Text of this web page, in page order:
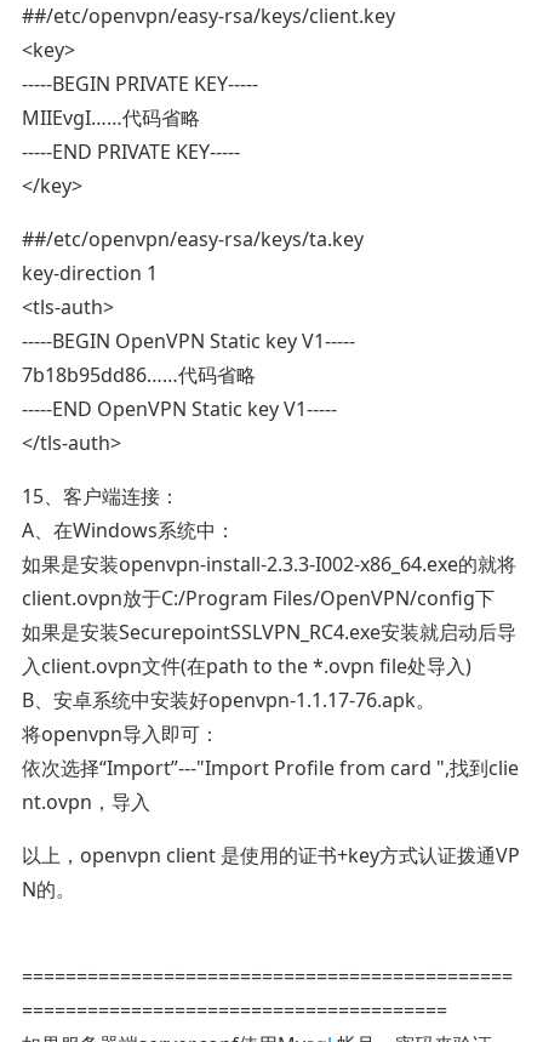
##/etc/openvpn/easy-rsa/keys/client.key
<key>
-----BEGIN PRIVATE KEY-----
MIIEvgI……代码省略
-----END PRIVATE KEY-----
</key>
##/etc/openvpn/easy-rsa/keys/ta.key
key-direction 1
<tls-auth>
-----BEGIN OpenVPN Static key V1-----
7b18b95dd86……代码省略
-----END OpenVPN Static key V1-----
</tls-auth>
15、客户端连接：
A、在Windows系统中：
如果是安装openvpn-install-2.3.3-I002-x86_64.exe的就将
client.ovpn放于C:/Program Files/OpenVPN/config下
如果是安装SecurepointSSLVPN_RC4.exe安装就启动后导
入client.ovpn文件(在path to the *.ovpn file处导入)
B、安卓系统中安装好openvpn-1.1.17-76.apk。
将openvpn导入即可：
依次选择“Import”---"Import Profile from card ",找到clie
nt.ovpn，导入
以上，openvpn client 是使用的证书+key方式认证拨通VP
N的。
=============================================
=======================================